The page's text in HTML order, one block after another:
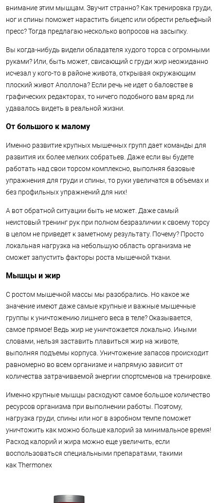
внимание этим мышцам. Звучит странно? Как тренировка груди,
ног и спины поможет нарастить бицепс или обрести рельефный
пресс? Тогда предлагаю несколько вопросов на засыпку.
Вы когда-нибудь видели обладателя худого торса с огромными
руками? Или, быть может, свисающий с груди жир неожиданно
исчезал у кого-то в районе живота, открывая окружающим
плоский живот Аполлона? Если речь не идет о баловстве в
графических редакторах, то ничего подобного вам вряд ли
удавалось видеть в реальной жизни.
От большого к малому
Именно развитие крупных мышечных групп дает команды для
развития их более мелких собратьев. Даже если вы будете
работать над свои торсом комплексно, выполняя базовые
упражнения для груди и спины, то руки увеличатся в объемах и
без профильных упражнений для них!
А вот обратной ситуации быть не может. Даже самый
неистовый тренинг рук при полном безразличии к своему торсу
в целом не приведет к заметному результату. Почему? Просто
локальная нагрузка на небольшую область организма не
сможет запустить факторы роста мышечной ткани.
Мышцы и жир
С ростом мышечной массы мы разобрались. Но какое же
значение имеют даже самые крупные и важные мышечные
группы к уничтожению лишнего веса в теле? Оказывается,
самое прямое! Ведь жир не уничтожается локально. Иными
словами, нельзя заставить плавиться жир на животе,
выполняя подъемы корпуса. Уничтожение запасов происходит
равномерно во всем организме и напрямую зависит от
количества затрачиваемой энергии спортсменов на тренировке.
Именно крупные мышцы расходуют самое большое количество
ресурсов организма при выполнении работы. Поэтому,
нагрузка груди, спины или ног в аэробном темпе поможет
уничтожить как можно больше калорий за минимальное время!
Расход калорий и жира можно еще увеличить, если
воспользоваться специальными препаратами, такими
как Thermonex